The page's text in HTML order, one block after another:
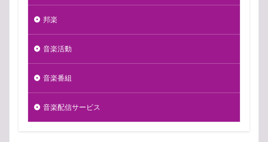
邦楽
音楽活動
音楽番組
音楽配信サービス